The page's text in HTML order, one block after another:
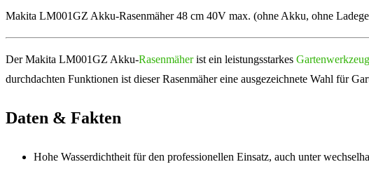
Makita LM001GZ Akku-Rasenmäher 48 cm 40V max. (ohne Akku, ohne
Der Makita LM001GZ Akku-Rasenmäherist ein leistungsstarkes Gartenwerkzeug
durchdachten Funktionen ist dieser Rasenmäher eine ausgezeichnete Wahl für
Daten & Fakten
Hohe Wasserdichtheit für den professionellen Einsatz, auch unter